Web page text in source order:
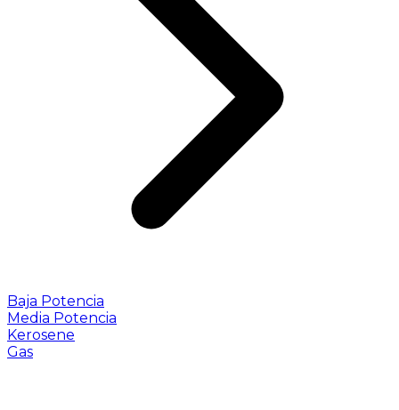
Baja Potencia
Media Potencia
Kerosene
Gas